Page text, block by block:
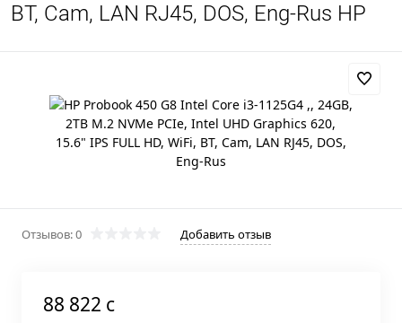
BT, Cam, LAN RJ45, DOS, Eng-Rus HP
Отзывов: 0 Добавить отзыв
88 822 c